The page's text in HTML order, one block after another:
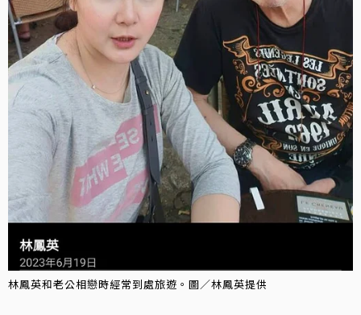
林鳳英和老公相戀時經常到處旅遊。圖／林鳳英提供